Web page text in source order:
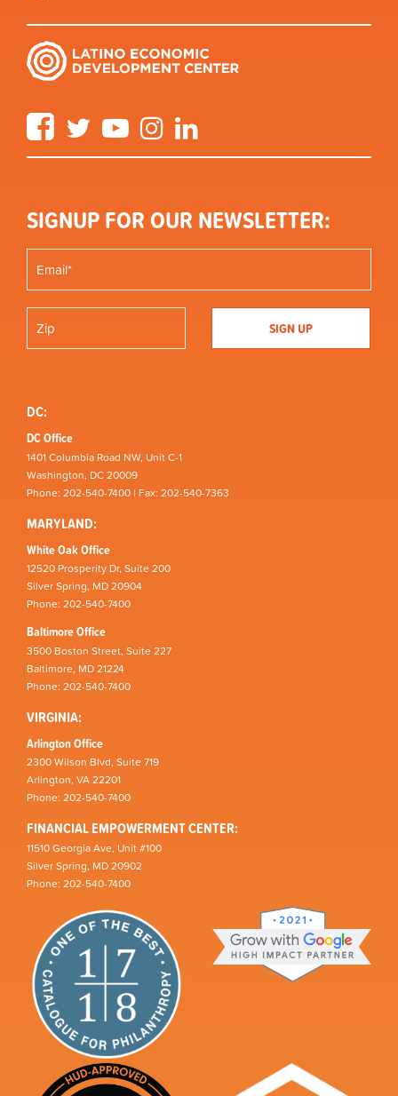
FacebookTwitter YouTube Instagram
SIGNUP FOR OUR NEWSLETTER:
DC:
DC Office
1401 Columbia Road NW, Unit C-1
Washington, DC 20009
Phone: 202-540-7400 | Fax: 202-540-7363
MARYLAND:
White Oak Office
12520 Prosperity Dr, Suite 200
Silver Spring, MD 20904
Phone: 202-540-7400
Baltimore Office
3500 Boston Street, Suite 227
Baltimore, MD 21224
Phone: 202-540-7400
VIRGINIA:
Arlington Office
2300 Wilson Blvd, Suite 719
Arlington, VA 22201
Phone: 202-540-7400
FINANCIAL EMPOWERMENT CENTER:
11510 Georgia Ave, Unit #100
Silver Spring, MD 20902
Phone: 202-540-7400